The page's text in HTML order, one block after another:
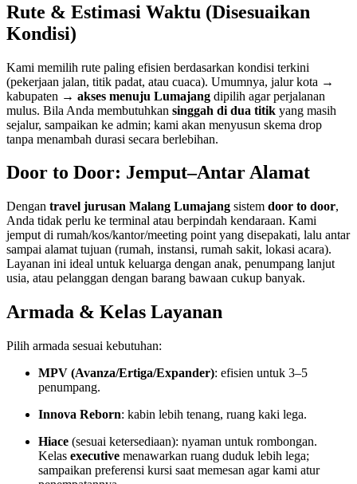
Rute & Estimasi Waktu (Disesuaikan
Kondisi)
Kami memilih rute paling efisien berdasarkan kondisi terkini
(pekerjaan jalan, titik padat, atau cuaca). Umumnya, jalur kota →
kabupaten → akses menuju Lumajang dipilih agar perjalanan
mulus. Bila Anda membutuhkan singgah di dua titik yang masih
sejalur, sampaikan ke admin; kami akan menyusun skema drop
tanpa menambah durasi secara berlebihan.
Door to Door: Jemput–Antar Alamat
Dengan travel jurusan Malang Lumajang sistem door to door,
Anda tidak perlu ke terminal atau berpindah kendaraan. Kami
jemput di rumah/kos/kantor/meeting point yang disepakati, lalu antar
sampai alamat tujuan (rumah, instansi, rumah sakit, lokasi acara).
Layanan ini ideal untuk keluarga dengan anak, penumpang lanjut
usia, atau pelanggan dengan barang bawaan cukup banyak.
Armada & Kelas Layanan
Pilih armada sesuai kebutuhan:
MPV (Avanza/Ertiga/Expander): efisien untuk 3–5
penumpang.
Innova Reborn: kabin lebih tenang, ruang kaki lega.
Hiace (sesuai ketersediaan): nyaman untuk rombongan.
Kelas executive menawarkan ruang duduk lebih lega;
sampaikan preferensi kursi saat memesan agar kami atur